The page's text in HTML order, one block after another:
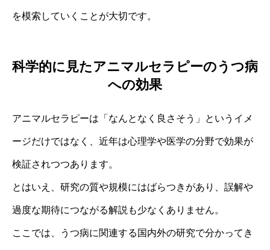
を模索していくことが大切です。
科学的に見たアニマルセラピーのうつ病
への効果
アニマルセラピーは「なんとなく良さそう」というイメ
ージだけではなく、近年は心理学や医学の分野で効果が
検証されつつあります。
とはいえ、研究の質や規模にはばらつきがあり、誤解や
過度な期待につながる解説も少なくありません。
ここでは、うつ病に関連する国内外の研究で分かってき